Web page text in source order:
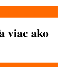
viac ako